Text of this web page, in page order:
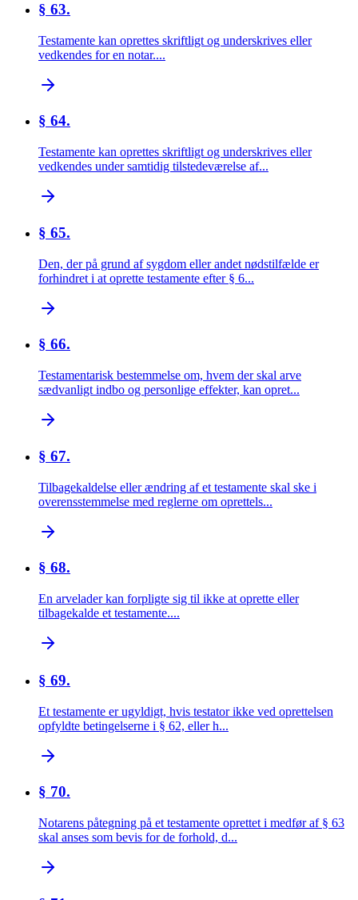
§ 63.
Testamente kan oprettes skriftligt og underskrives eller
vedkendes for en notar....
§ 64.
Testamente kan oprettes skriftligt og underskrives eller
vedkendes under samtidig tilstedeværelse af...
§ 65.
Den, der på grund af sygdom eller andet nødstilfælde er
forhindret i at oprette testamente efter § 6...
§ 66.
Testamentarisk bestemmelse om, hvem der skal arve
sædvanligt indbo og personlige effekter, kan opret...
§ 67.
Tilbagekaldelse eller ændring af et testamente skal ske i
overensstemmelse med reglerne om oprettels...
§ 68.
En arvelader kan forpligte sig til ikke at oprette eller
tilbagekalde et testamente....
§ 69.
Et testamente er ugyldigt, hvis testator ikke ved oprettelsen
opfyldte betingelserne i § 62, eller h...
§ 70.
Notarens påtegning på et testamente oprettet i medfør af § 63
skal anses som bevis for de forhold, d...